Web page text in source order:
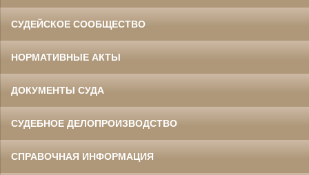
СУДЕЙСКОЕ СООБЩЕСТВО
НОРМАТИВНЫЕ АКТЫ
ДОКУМЕНТЫ СУДА
СУДЕБНОЕ ДЕЛОПРОИЗВОДСТВО
СПРАВОЧНАЯ ИНФОРМАЦИЯ